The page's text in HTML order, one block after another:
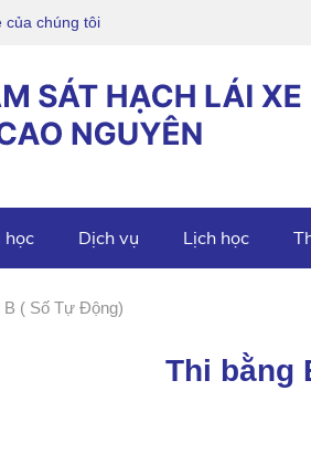
của chúng tôi
học Dịch vụ Lịch học
B ( Số Tự Động)
Thi bằng